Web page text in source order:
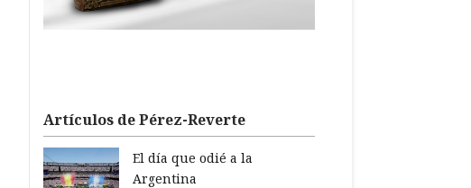
Artículos de Pérez-Reverte
El día que odié a la
Argentina